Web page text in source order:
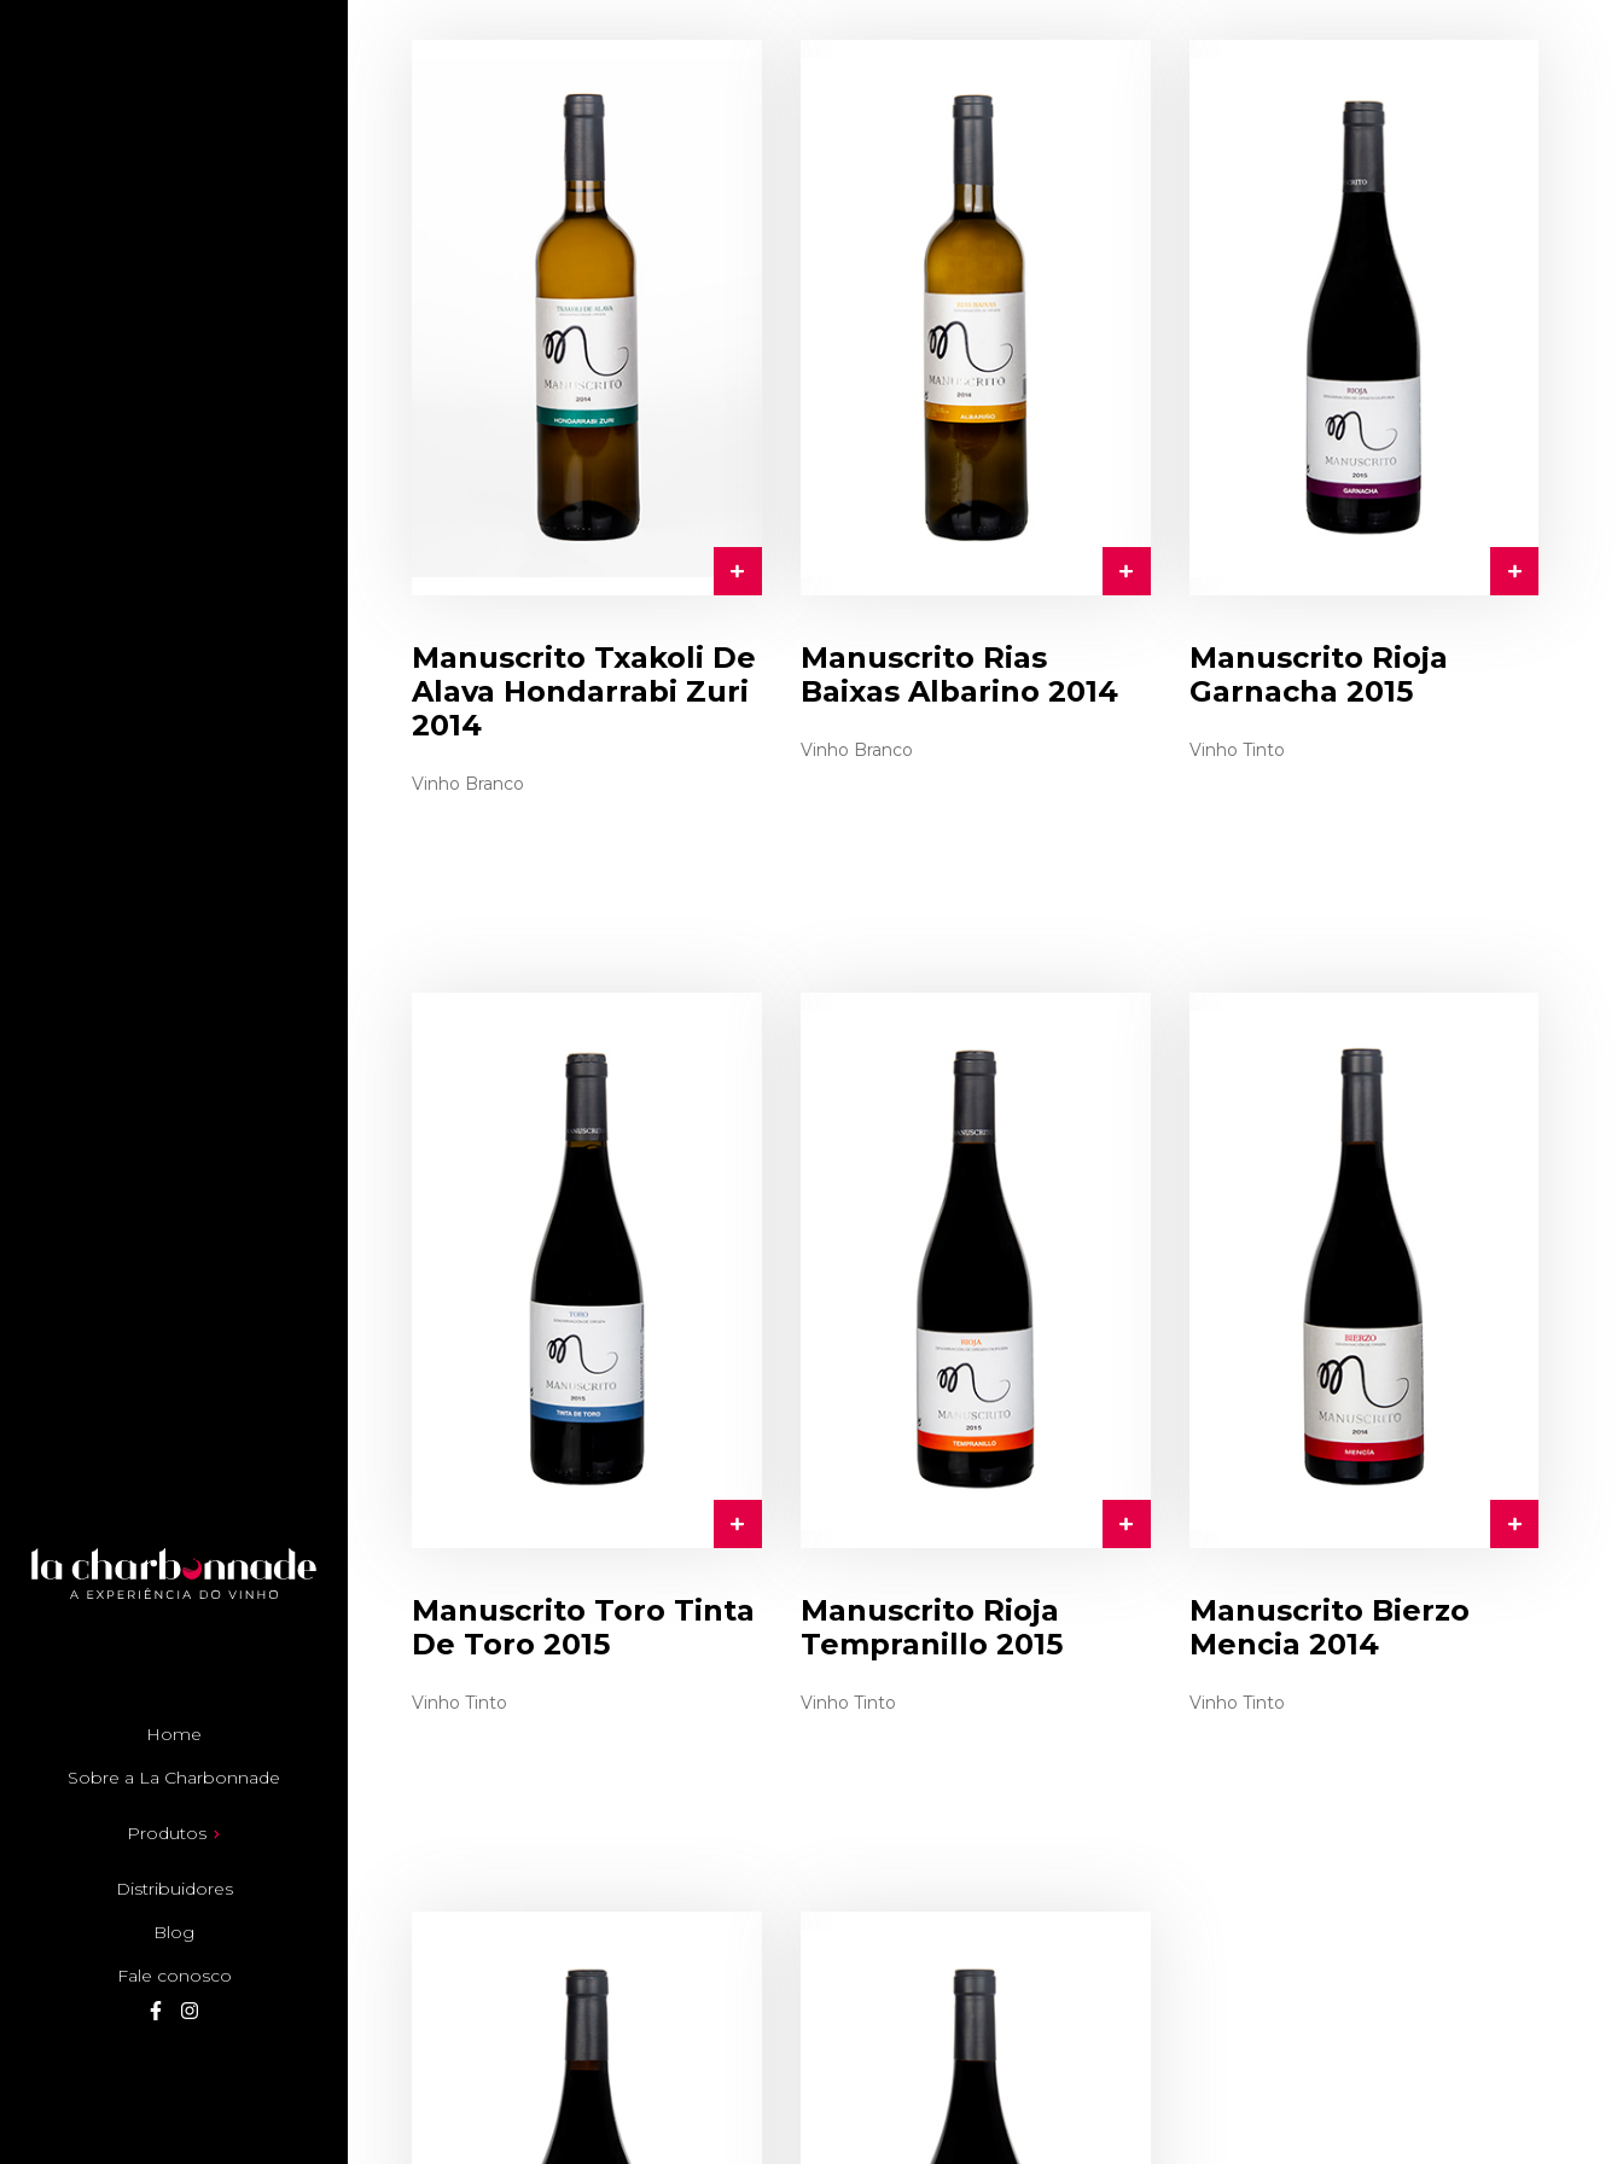
Home
Sobre a La Charbonnade
Produtos
Distribuidores
Blog
Fale conosco
Manuscrito Txakoli De
Alava Hondarrabi Zuri
2014
Vinho Branco
Manuscrito Rias
Baixas Albarino 2014
Vinho Branco
Manuscrito Rioja
Garnacha 2015
Vinho Tinto
Manuscrito Toro Tinta
De Toro 2015
Vinho Tinto
Manuscrito Rioja
Tempranillo 2015
Vinho Tinto
Manuscrito Bierzo
Mencia 2014
Vinho Tinto